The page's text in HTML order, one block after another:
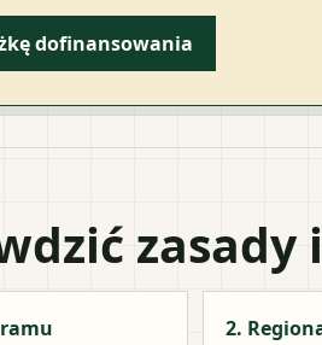
dofinansowania
zasady
2.